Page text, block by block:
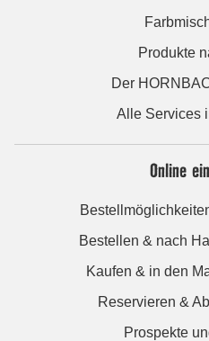
Produkte
Der
Alle Services
Online
Bestellen & nach
Kaufen & in den
Reservieren &
Prospekte